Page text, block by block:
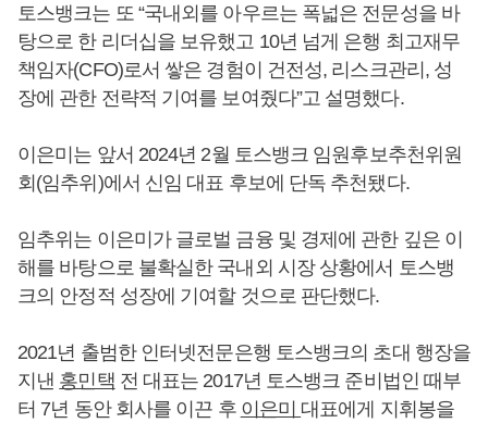
토스뱅크는 또 “국내외를 아우르는 폭넓은 전문성을 바
탕으로 한 리더십을 보유했고 10년 넘게 은행 최고재무
책임자(CFO)로서 쌓은 경험이 건전성, 리스크관리, 성
장에 관한 전략적 기여를 보여줬다”고 설명했다.
이은미는 앞서 2024년 2월 토스뱅크 임원후보추천위원
회(임추위)에서 신임 대표 후보에 단독 추천됐다.
임추위는 이은미가 글로벌 금융 및 경제에 관한 깊은 이
해를 바탕으로 불확실한 국내외 시장 상황에서 토스뱅
크의 안정적 성장에 기여할 것으로 판단했다.
2021년 출범한 인터넷전문은행 토스뱅크의 초대 행장을
지낸 홍민택 전 대표는 2017년 토스뱅크 준비법인 때부
터 7년 동안 회사를 이끈 후 이은미 대표에게 지휘봉을